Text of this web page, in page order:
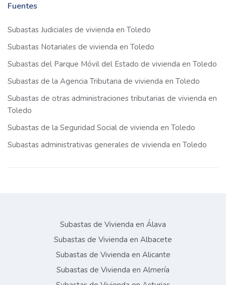
Fuentes
Subastas Judiciales de vivienda en Toledo
Subastas Notariales de vivienda en Toledo
Subastas del Parque Móvil del Estado de vivienda en Toledo
Subastas de la Agencia Tributaria de vivienda en Toledo
Subastas de otras administraciones tributarias de vivienda en
Toledo
Subastas de la Seguridad Social de vivienda en Toledo
Subastas administrativas generales de vivienda en Toledo
Subastas de Vivienda en Álava
Subastas de Vivienda en Albacete
Subastas de Vivienda en Alicante
Subastas de Vivienda en Almería